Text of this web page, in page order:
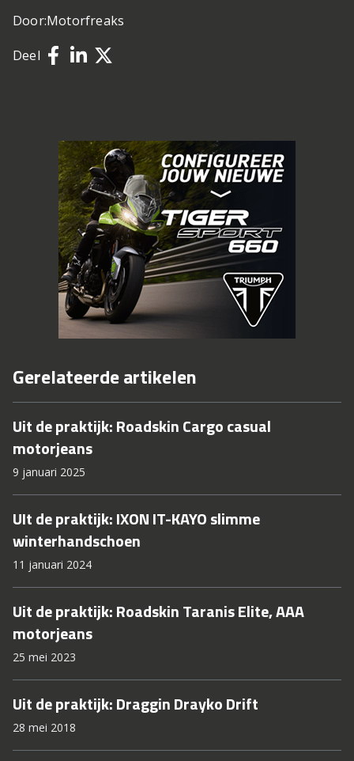
Door:Motorfreaks
Deel
Gerelateerde artikelen
Uit de praktijk: Roadskin Cargo casual
motorjeans
9 januari 2025
UIt de praktijk: IXON IT-KAYO slimme
winterhandschoen
11 januari 2024
Uit de praktijk: Roadskin Taranis Elite, AAA
motorjeans
25 mei 2023
Uit de praktijk: Draggin Drayko Drift
28 mei 2018